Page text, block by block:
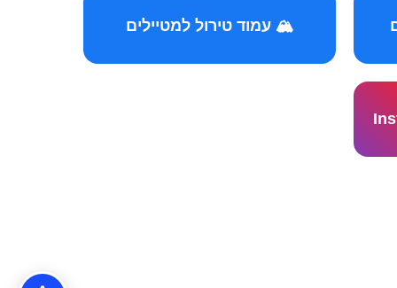
🏔️ עמוד טירול למטיילים